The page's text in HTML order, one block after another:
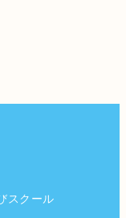
スクール